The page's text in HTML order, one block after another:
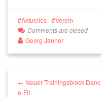
Aktuelles
Verein
Comments are closed
Georg Janner
← Neuer Trainingsblock Danc
e-Fit